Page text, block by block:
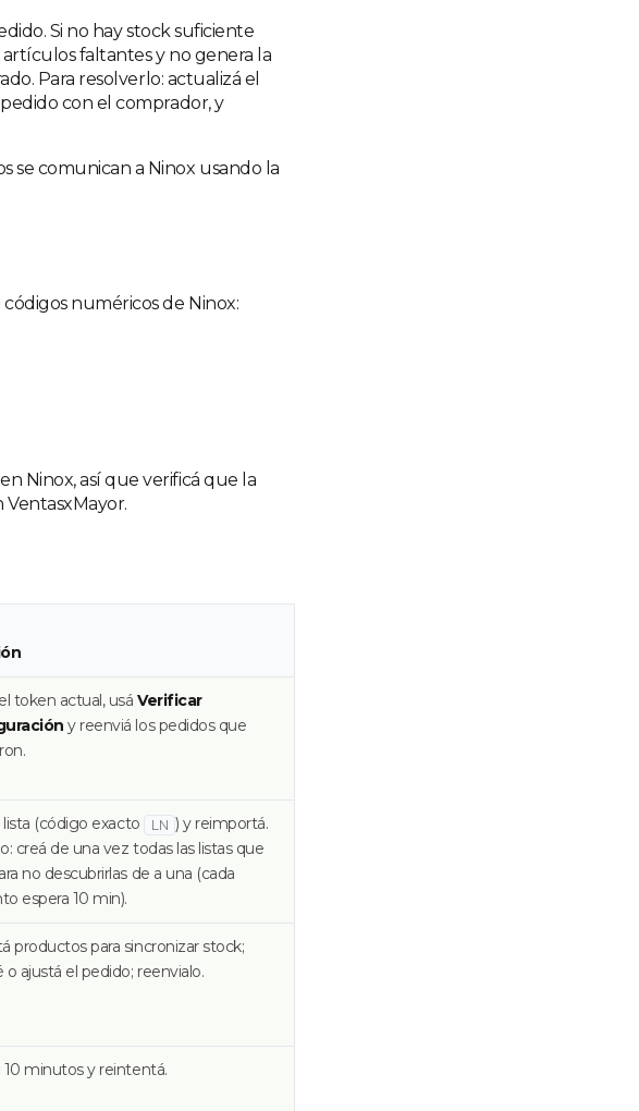
Si no hay stock suficiente
faltantes y no genera la
Para resolverlo: actualizá el
con el comprador, y
se comunican a Ninox usando la
códigos numéricos de Ninox:
Ninox, así que verificá que la
token actual, usáVerificar
y reenviá los pedidos que
lista (código exacto LN ) y reimportá.
creá de una vez todas las listas que
no descubrirlas de a una (cada
espera 10 min).
productos para sincronizar stock;
o ajustá el pedido; reenvialo.
10 minutos y reintentá.